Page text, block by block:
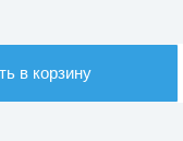
в корзину